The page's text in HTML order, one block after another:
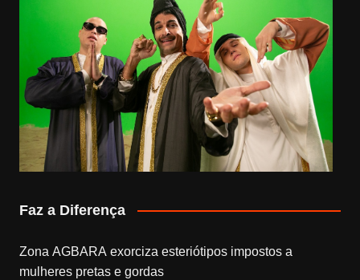
Faz a Diferença
Zona AGBARA exorciza esteriótipos impostos a
mulheres pretas e gordas